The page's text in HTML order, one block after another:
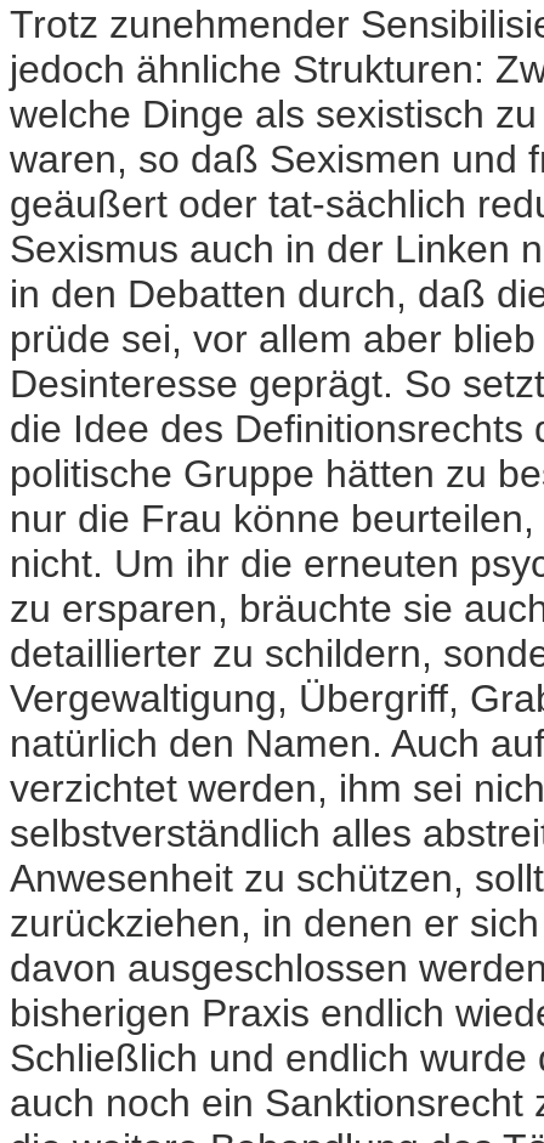
Trotz zunehmender
jedoch ähnliche Strukturen:
welche Dinge als sexistisch
waren, so daß Sexismen und
geäußert oder tat-sächlich
Sexismus auch in der Linken
in den Debatten durch, daß
prüde sei, vor allem aber
Desinteresse geprägt. So
die Idee des
politische Gruppe hätten zu
nur die Frau könne
nicht. Um ihr die erneuten
zu ersparen, bräuchte sie
detaillierter zu schildern,
Vergewaltigung, Übergriff,
natürlich den Namen. Auch
verzichtet werden, ihm sei
selbstverständlich alles
Anwesenheit zu schützen,
zurückziehen, in denen er
davon ausgeschlossen
bisherigen Praxis endlich
Schließlich und endlich
auch noch ein